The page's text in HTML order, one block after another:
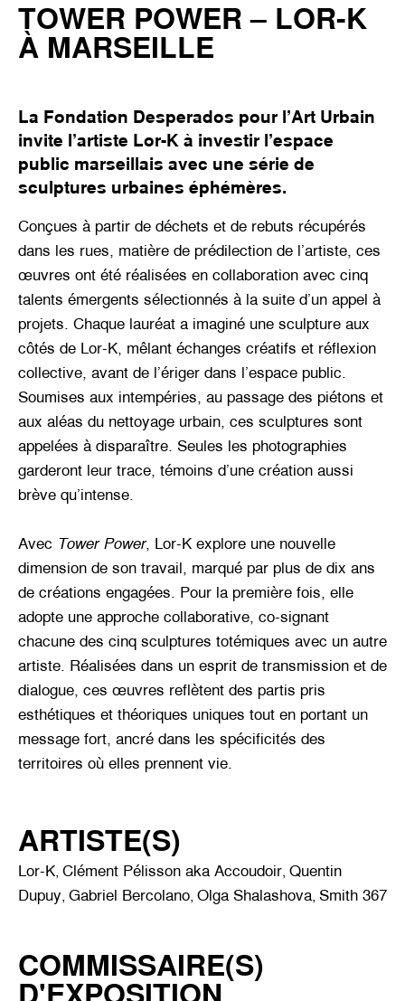
TOWER POWER – LOR-K
À MARSEILLE
La Fondation Desperados pour l’Art Urbain
invite l’artiste Lor-K à investir l’espace
public marseillais avec une série de
sculptures urbaines éphémères.
Conçues à partir de déchets et de rebuts récupérés
dans les rues, matière de prédilection de l’artiste, ces
œuvres ont été réalisées en collaboration avec cinq
talents émergents sélectionnés à la suite d’un appel à
projets. Chaque lauréat a imaginé une sculpture aux
côtés de Lor-K, mêlant échanges créatifs et réflexion
collective, avant de l’ériger dans l’espace public.
Soumises aux intempéries, au passage des piétons et
aux aléas du nettoyage urbain, ces sculptures sont
appelées à disparaître. Seules les photographies
garderont leur trace, témoins d’une création aussi
brève qu’intense.
Avec Tower Power, Lor-K explore une nouvelle
dimension de son travail, marqué par plus de dix ans
de créations engagées. Pour la première fois, elle
adopte une approche collaborative, co-signant
chacune des cinq sculptures totémiques avec un autre
artiste. Réalisées dans un esprit de transmission et de
dialogue, ces œuvres reflètent des partis pris
esthétiques et théoriques uniques tout en portant un
message fort, ancré dans les spécificités des
territoires où elles prennent vie.
ARTISTE(S)
Lor-K, Clément Pélisson aka Accoudoir, Quentin
Dupuy, Gabriel Bercolano, Olga Shalashova, Smith 367
COMMISSAIRE(S)
D'EXPOSITION